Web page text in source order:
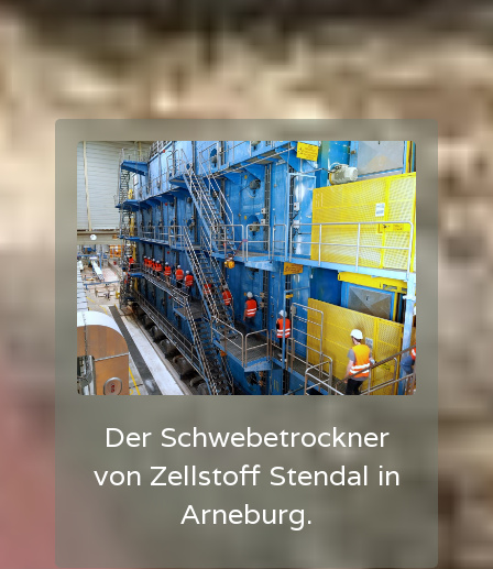
Der Schwebetrockner
von Zellstoff Stendal in
Arneburg.